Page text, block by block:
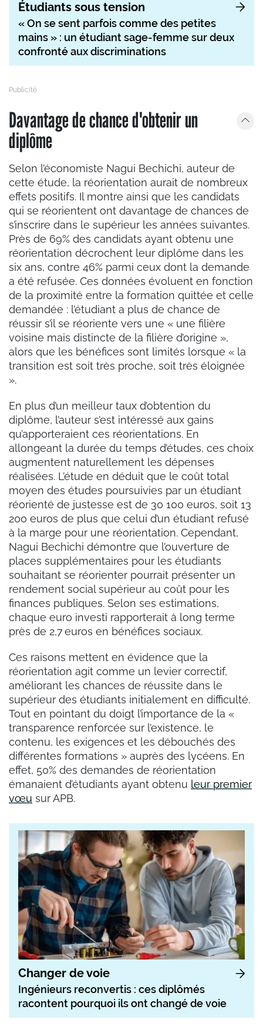
Étudiants sous tension
« On se sent parfois comme des petites
mains » : un étudiant sage-femme sur deux
confronté aux discriminations
Davantage de chance d'obtenir un
diplôme
Selon l’économiste Nagui Bechichi, auteur de
cette étude, la réorientation aurait de nombreux
effets positifs. Il montre ainsi que les candidats
qui se réorientent ont davantage de chances de
s’inscrire dans le supérieur les années suivantes.
Près de 69% des candidats ayant obtenu une
réorientation décrochent leur diplôme dans les
six ans, contre 46% parmi ceux dont la demande
a été refusée. Ces données évoluent en fonction
de la proximité entre la formation quittée et celle
demandée : l’étudiant a plus de chance de
réussir s’il se réoriente vers une « une filière
voisine mais distincte de la filière d’origine »,
alors que les bénéfices sont limités lorsque « la
transition est soit très proche, soit très éloignée
».
En plus d’un meilleur taux d’obtention du
diplôme, l’auteur s’est intéressé aux gains
qu’apporteraient ces réorientations. En
allongeant la durée du temps d’études, ces choix
augmentent naturellement les dépenses
réalisées. L’étude en déduit que le coût total
moyen des études poursuivies par un étudiant
réorienté de justesse est de 30 100 euros, soit 13
200 euros de plus que celui d’un étudiant refusé
à la marge pour une réorientation. Cependant,
Nagui Bechichi démontre que l’ouverture de
places supplémentaires pour les étudiants
souhaitant se réorienter pourrait présenter un
rendement social supérieur au coût pour les
finances publiques. Selon ses estimations,
chaque euro investi rapporterait à long terme
près de 2,7 euros en bénéfices sociaux.
Ces raisons mettent en évidence que la
réorientation agit comme un levier correctif,
améliorant les chances de réussite dans le
supérieur des étudiants initialement en difficulté.
Tout en pointant du doigt l’importance de la «
transparence renforcée sur l’existence, le
contenu, les exigences et les débouchés des
différentes formations » auprès des lycéens. En
effet, 50% des demandes de réorientation
émanaient d’étudiants ayant obtenu leur premier
vœu sur APB.
Changer de voie
Ingénieurs reconvertis : ces diplômés
racontent pourquoi ils ont changé de voie